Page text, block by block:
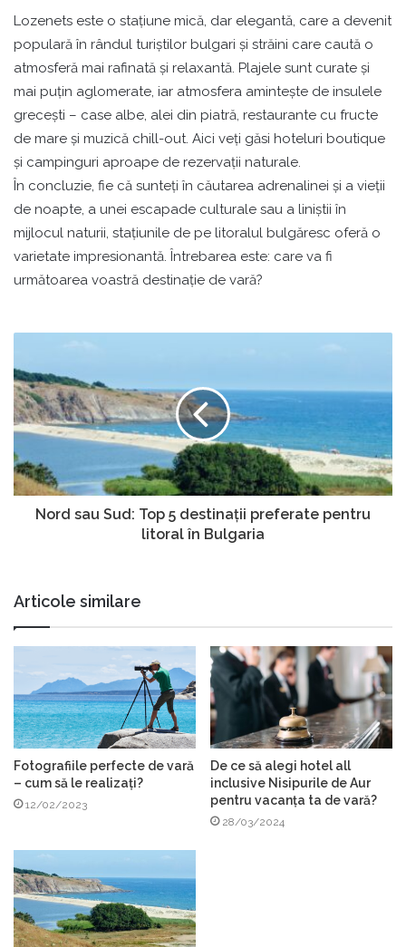
Lozenets este o stațiune mică, dar elegantă, care a devenit
populară în rândul turiștilor bulgari și străini care caută o
atmosferă mai rafinată și relaxantă. Plajele sunt curate și
mai puțin aglomerate, iar atmosfera amintește de insulele
grecești – case albe, alei din piatră, restaurante cu fructe
de mare și muzică chill-out. Aici veți găsi hoteluri boutique
și campinguri aproape de rezervații naturale.
În concluzie, fie că sunteți în căutarea adrenalinei și a vieții
de noapte, a unei escapade culturale sau a liniștii în
mijlocul naturii, stațiunile de pe litoralul bulgăresc oferă o
varietate impresionantă. Întrebarea este: care va fi
următoarea voastră destinație de vară?
Nord sau Sud: Top 5 destinații preferate pentru
litoral în Bulgaria
Articole similare
Fotografiile perfecte de vară
– cum să le realizați?
12/02/2023
De ce să alegi hotel all
inclusive Nisipurile de Aur
pentru vacanța ta de vară?
28/03/2024